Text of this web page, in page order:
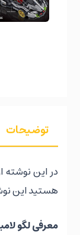
توضیحات
در این نوشته
هستید این
معرفی لگو